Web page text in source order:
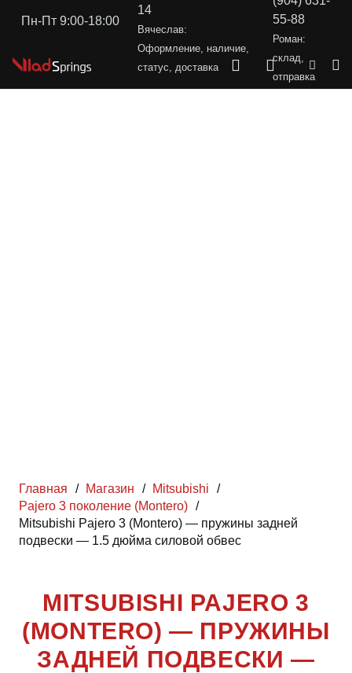
Пн-Пт 9:00-18:00
14
Вячеслав:
Оформление, наличие,
статус, доставка
55-88
Роман:
склад,
отправка
Главная / Магазин / Mitsubishi
/
Pajero 3 поколение (Montero) /
Mitsubishi Pajero 3 (Montero) — пружины задней
подвески — 1.5 дюйма силовой обвес
MITSUBISHI PAJERO 3
(MONTERO) — ПРУЖИНЫ
ЗАДНЕЙ ПОДВЕСКИ —